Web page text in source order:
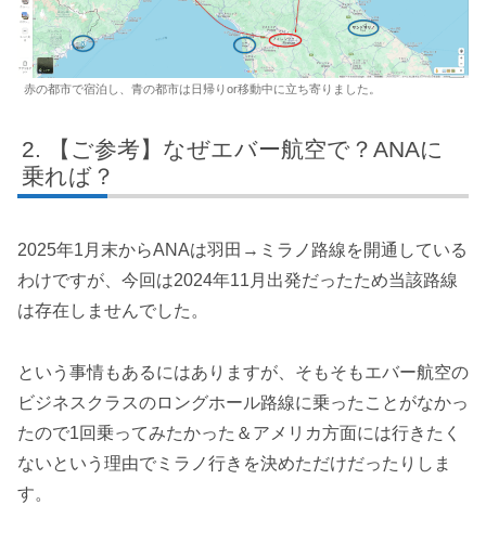
赤の都市で宿泊し、青の都市は日帰りor移動中に立ち寄りました。
【ご参考】なぜエバー航空で？ANAに
乗れば？
2025年1月末からANAは羽田→ミラノ路線を開通している
わけですが、今回は2024年11月出発だったため当該路線
は存在しませんでした。
という事情もあるにはありますが、そもそもエバー航空の
ビジネスクラスのロングホール路線に乗ったことがなかっ
たので1回乗ってみたかった＆アメリカ方面には行きたく
ないという理由でミラノ行きを決めただけだったりしま
す。